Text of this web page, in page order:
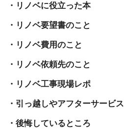
・リノベに役立った本
・リノベ要望書のこと
・リノベ費用のこと
・リノベ依頼先のこと
・リノベ工事現場レポ
・引っ越しやアフターサービス
・後悔しているところ